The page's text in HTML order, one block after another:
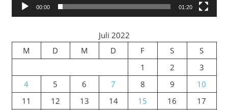
00:00 01:20
Juli 2022
M
D M D F S
S
1
2
3
4
5 6 7 8 9
10
11
12 13 14 15 16
17